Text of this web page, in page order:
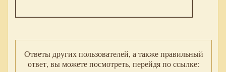
Ответы других пользователей, а также правильный
ответ, вы можете посмотреть, перейдя по ссылке: